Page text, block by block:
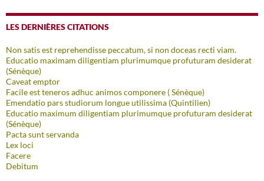
LES DERNIÈRES CITATIONS
Non satis est reprehendisse peccatum, si non doceas recti viam.
Educatio maximam diligentiam plurimumque profuturam desiderat
(Sénèque)
Caveat emptor
Facile est teneros adhuc animos componere ( Sénèque)
Emendatio pars studiorum longue utilissima (Quintilien)
Educatio maximum diligentiam plurimumque profuturam desiderat
(Sénèque)
Pacta sunt servanda
Lex loci
Facere
Debitum